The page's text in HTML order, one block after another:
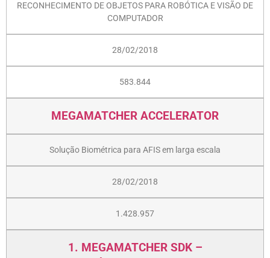
RECONHECIMENTO DE OBJETOS PARA ROBÓTICA E VISÃO DE
COMPUTADOR
28/02/2018
583.844
MEGAMATCHER ACCELERATOR
Solução Biométrica para AFIS em larga escala
28/02/2018
1.428.957
1. MEGAMATCHER SDK –